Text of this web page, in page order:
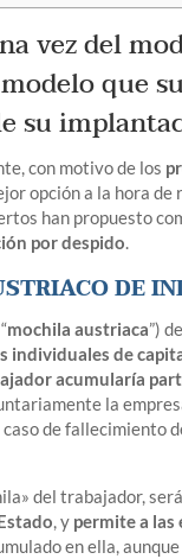
vez del
que
su
con motivo de los
opción a la hora
han propuesto
por despido.
DE
mochila austriaca”)
individuales de
acumularía
la
caso de fallecimiento
del trabajador, será
, y permite a las
en ella,